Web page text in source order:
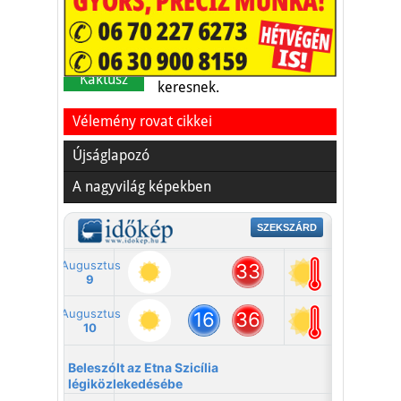
Kaktusz
A nyaralás extrém
helyzeteket teremt, nagyon
sokan kalandot, kihívást
keresnek.
Vélemény rovat cikkei
Újságlapozó
A nagyvilág képekben